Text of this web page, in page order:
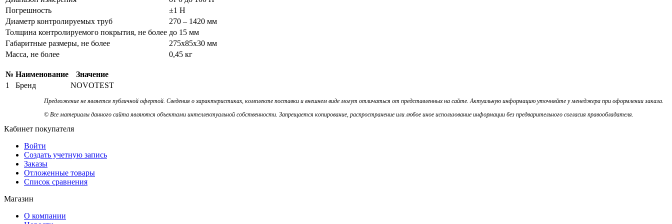
Погрешность
±1 Н
Диаметр контролируемых труб
270 – 1420 мм
Толщина контролируемого покрытия, не более до 15 мм
Габаритные размеры, не более
275х85х30 мм
Масса, не более
0,45 кг
№ Наименование
Значение
1
Бренд NOVOTEST
Предложение не является публичной офертой. Сведения о характеристиках, комплекте поставки и внешнем виде могут отличаться от представленных на сайте. Актуальную информацию уточняйте у менеджера при оформлении заказа.
© Все материалы данного сайта являются объектами интеллектуальной собственности. Запрещается копирование, распространение или любое иное использование информации без предварительного согласия правообладателя.
Кабинет покупателя
Войти
Создать учетную запись
Заказы
Отложенные товары
Список сравнения
Магазин
О компании